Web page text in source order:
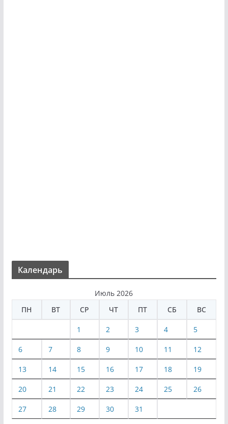
Календарь
Июль 2026
ПН
ВТ СР ЧТ ПТ СБ ВС
1 2 3 4 5
6 7 8 9 10 11 12
13 14 15 16 17 18 19
20 21 22 23 24 25 26
27 28 29 30 31